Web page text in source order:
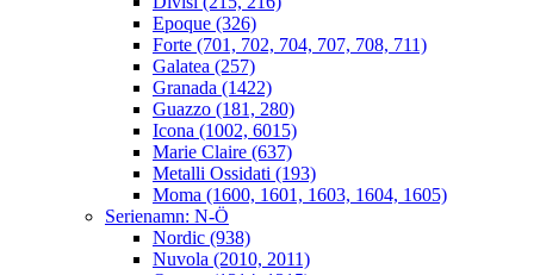
Epoque (326)
Forte (701, 702, 704, 707, 708, 711)
Galatea (257)
Granada (1422)
Guazzo (181, 280)
Icona (1002, 6015)
Marie Claire (637)
Metalli Ossidati (193)
Moma (1600, 1601, 1603, 1604, 1605)
Serienamn: N-Ö
Nordic (938)
Nuvola (2010, 2011)